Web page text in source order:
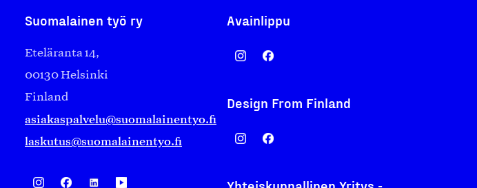
Suomalainen työ ry
Eteläranta 14,
00130 Helsinki
Finland
asiakaspalvelu@suomalainentyo.fi
laskutus@suomalainentyo.fi
Avainlippu
Design From Finland